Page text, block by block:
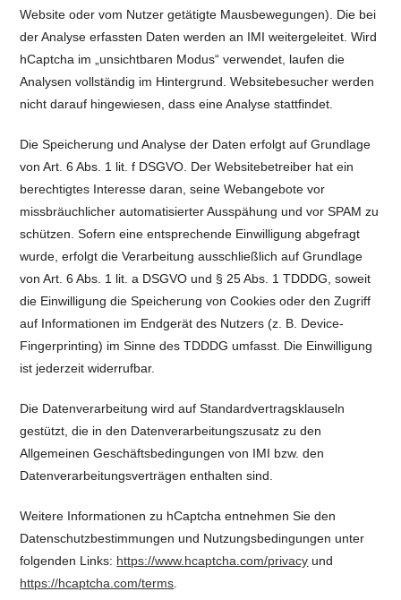
Website oder vom Nutzer getätigte Mausbewegungen). Die bei
der Analyse erfassten Daten werden an IMI weitergeleitet. Wird
hCaptcha im „unsichtbaren Modus“ verwendet, laufen die
Analysen vollständig im Hintergrund. Websitebesucher werden
nicht darauf hingewiesen, dass eine Analyse stattfindet.
Die Speicherung und Analyse der Daten erfolgt auf Grundlage
von Art. 6 Abs. 1 lit. f DSGVO. Der Websitebetreiber hat ein
berechtigtes Interesse daran, seine Webangebote vor
missbräuchlicher automatisierter Ausspähung und vor SPAM zu
schützen. Sofern eine entsprechende Einwilligung abgefragt
wurde, erfolgt die Verarbeitung ausschließlich auf Grundlage
von Art. 6 Abs. 1 lit. a DSGVO und § 25 Abs. 1 TDDDG, soweit
die Einwilligung die Speicherung von Cookies oder den Zugriff
auf Informationen im Endgerät des Nutzers (z. B. Device-
Fingerprinting) im Sinne des TDDDG umfasst. Die Einwilligung
ist jederzeit widerrufbar.
Die Datenverarbeitung wird auf Standardvertragsklauseln
gestützt, die in den Datenverarbeitungszusatz zu den
Allgemeinen Geschäftsbedingungen von IMI bzw. den
Datenverarbeitungsverträgen enthalten sind.
Weitere Informationen zu hCaptcha entnehmen Sie den
Datenschutzbestimmungen und Nutzungsbedingungen unter
folgenden Links: https://www.hcaptcha.com/privacy und
https://hcaptcha.com/terms